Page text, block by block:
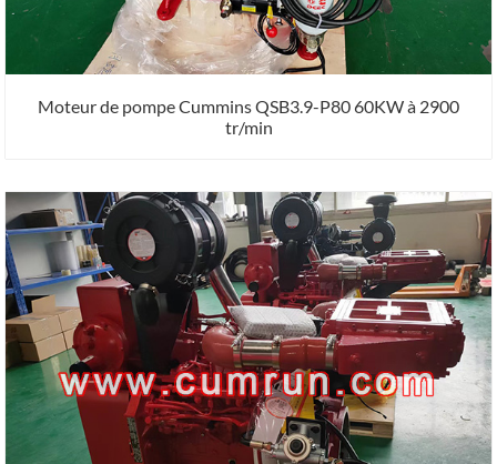
Moteur de pompe Cummins QSB3.9-P80 60KW à 2900
tr/min